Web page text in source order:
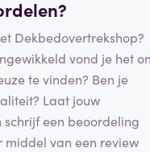
Dekbedovertrekshop?
vond je het
te vinden? Ben je
Laat jouw
een beoordeling
van een review